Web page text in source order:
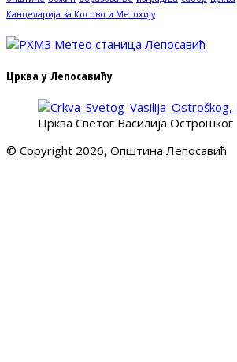
Канцеларија за Косово и Метохију
Црква у Лепосавићу
Црква Светог Василија Острошког
© Copyright 2026, Општина Лепосавић